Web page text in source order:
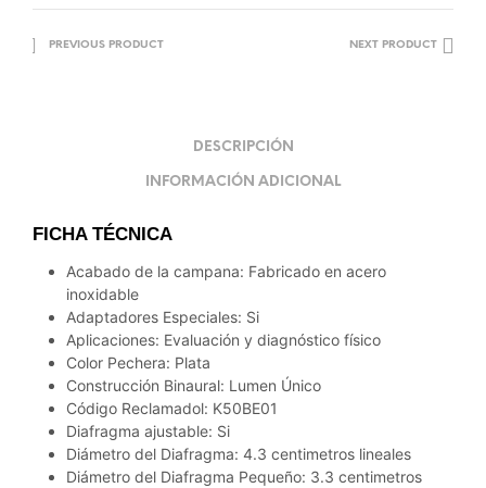
PREVIOUS PRODUCT NEXT PRODUCT
DESCRIPCIÓN
INFORMACIÓN ADICIONAL
FICHA TÉCNICA
Acabado de la campana: Fabricado en acero
inoxidable
Adaptadores Especiales: Si
Aplicaciones: Evaluación y diagnóstico físico
Color Pechera: Plata
Construcción Binaural: Lumen Único
Código Reclamadol: K50BE01
Diafragma ajustable: Si
Diámetro del Diafragma: 4.3 centimetros lineales
Diámetro del Diafragma Pequeño: 3.3 centimetros